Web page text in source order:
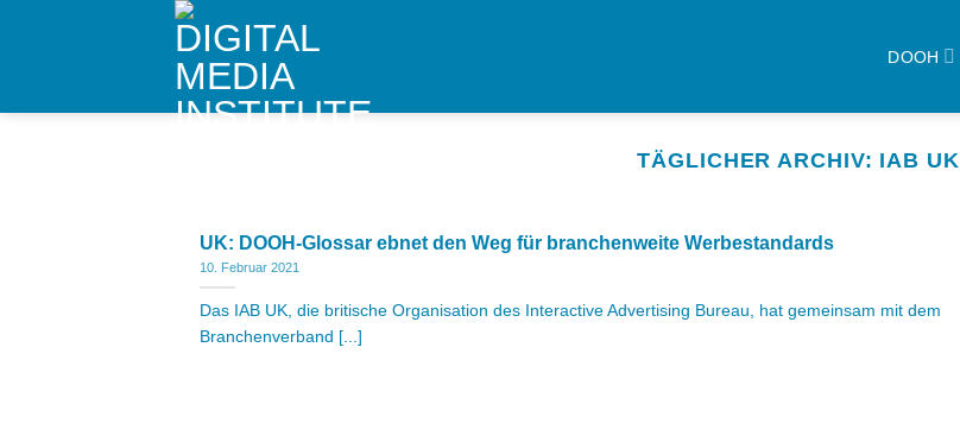
DOOH
TÄGLICHER ARCHIV: IAB UK
UK: DOOH-Glossar ebnet den Weg für branchenweite Werbestandards
10. Februar 2021
Das IAB UK, die britische Organisation des Interactive Advertising Bureau, hat gemeinsam mit dem
Branchenverband [...]